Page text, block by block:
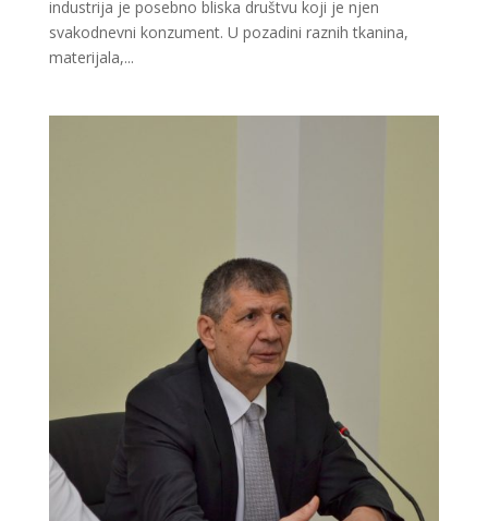
industrija je posebno bliska društvu koji je njen
svakodnevni konzument. U pozadini raznih tkanina,
materijala,...